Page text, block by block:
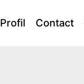
Profil Contact